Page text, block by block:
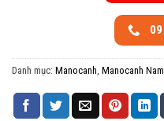
Danh mục: Manocanh Manocanh Nam